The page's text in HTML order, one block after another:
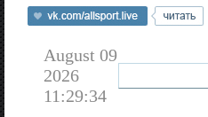
August 09
2026
11:29:34